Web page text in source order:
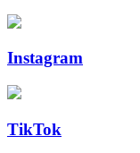
Instagram
TikTok